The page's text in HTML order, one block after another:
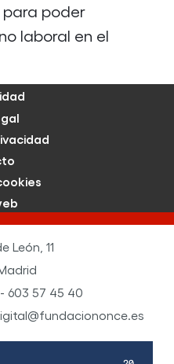
para poder
laboral en el
León, 11
- 603 57 45 40